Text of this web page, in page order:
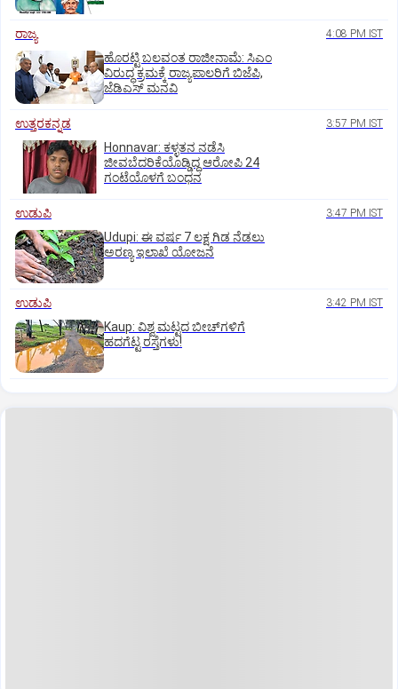
ರಾಜ್ಯ 4:08 PM IST
ಹೊರಟ್ಟಿ ಬಲವಂತ ರಾಜೀನಾಮೆ: ಸಿಎಂ
ವಿರುದ್ಧ ಕ್ರಮಕ್ಕೆ ರಾಜ್ಯಪಾಲರಿಗೆ ಬಿಜೆಪಿ,
ಜೆಡಿಎಸ್ ಮನವಿ
ಉತ್ತರಕನ್ನಡ 3:57 PM IST
Honnavar: ಕಳ್ಳತನ ನಡೆಸಿ
ಜೀವಬೆದರಿಕೆಯೊಡ್ಡಿದ್ದ ಆರೋಪಿ 24
ಗಂಟೆಯೊಳಗೆ ಬಂಧನ
ಉಡುಪಿ 3:47 PM IST
Udupi: ಈ ವರ್ಷ 7 ಲಕ್ಷ ಗಿಡ ನೆಡಲು
ಅರಣ್ಯ ಇಲಾಖೆ ಯೋಜನೆ
ಉಡುಪಿ 3:42 PM IST
Kaup: ವಿಶ್ವ ಮಟ್ಟದ ಬೀಚ್‌ಗಳಿಗೆ
ಹದಗೆಟ್ಟ ರಸ್ತೆಗಳು!